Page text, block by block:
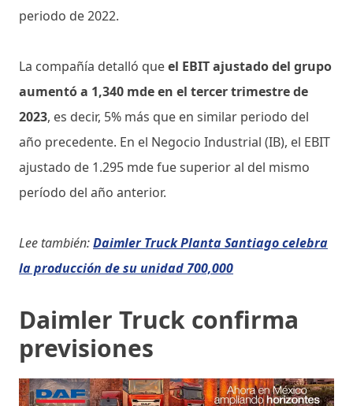
periodo de 2022.
La compañía detalló queel EBIT ajustado del grupo
aumentó a 1,340 mde en el tercer trimestre de
2023, es decir, 5% más que en similar periodo del
año precedente. En el Negocio Industrial (IB), el EBIT
ajustado de 1.295 mde fue superior al del mismo
período del año anterior.
Lee también:Daimler Truck Planta Santiago celebra
la producción de su unidad 700,000
Daimler Truck confirma
previsiones